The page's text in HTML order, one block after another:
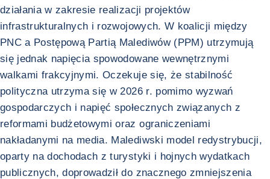
działania w zakresie realizacji projektów
infrastrukturalnych i rozwojowych. W koalicji między
PNC a Postępową Partią Malediwów (PPM) utrzymują
się jednak napięcia spowodowane wewnętrznymi
walkami frakcyjnymi. Oczekuje się, że stabilność
polityczna utrzyma się w 2026 r. pomimo wyzwań
gospodarczych i napięć społecznych związanych z
reformami budżetowymi oraz ograniczeniami
nakładanymi na media. Malediwski model redystrybucji,
oparty na dochodach z turystyki i hojnych wydatkach
publicznych, doprowadził do znacznego zmniejszenia